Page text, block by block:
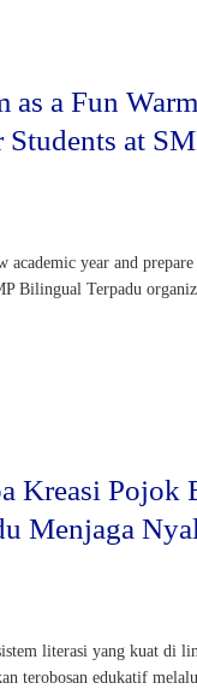
as a Fun
at
year and prepare
Bilingual Terpadu
Kreasi Pojok
Menjaga
literasi yang kuat di
terobosan edukatif